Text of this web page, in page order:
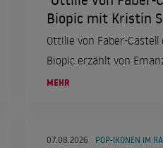
Biopic mit Kristin
Ottilie von Faber-
Biopic erzählt von
MEHR
07.08.2026 POP-IKONEN IM